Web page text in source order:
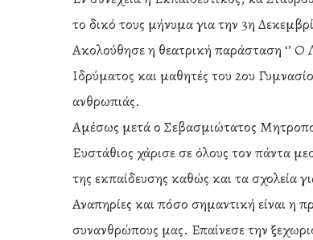
το δικό τους μήνυμα για την 3η
Ακολούθησε η θεατρική παράσταση ‘’ Ο
Ιδρύματος και μαθητές του 2ου
ανθρωπιάς.
Αμέσως μετά ο Σεβασμιώτατος
Ευστάθιος χάρισε σε όλους τον πάντα
της εκπαίδευσης καθώς και τα σχολεία
Αναπηρίες και πόσο σημαντική είναι η
συνανθρώπους μας. Επαίνεσε την